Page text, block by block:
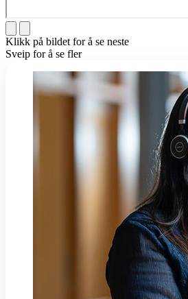
Klikk på bildet for å se neste
Sveip for å se fler